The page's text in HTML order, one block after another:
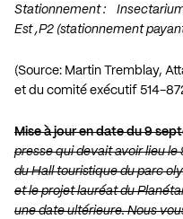
Stationnement :
Est ,P2 (stationnement
(Source: Martin Tremblay,
et du comité exécutif 514-
Mise à jour en date du 9
presse qui devait avoir lieu le
du Hall touristique du parc
et le projet lauréat du
une date ultérieure. Nous